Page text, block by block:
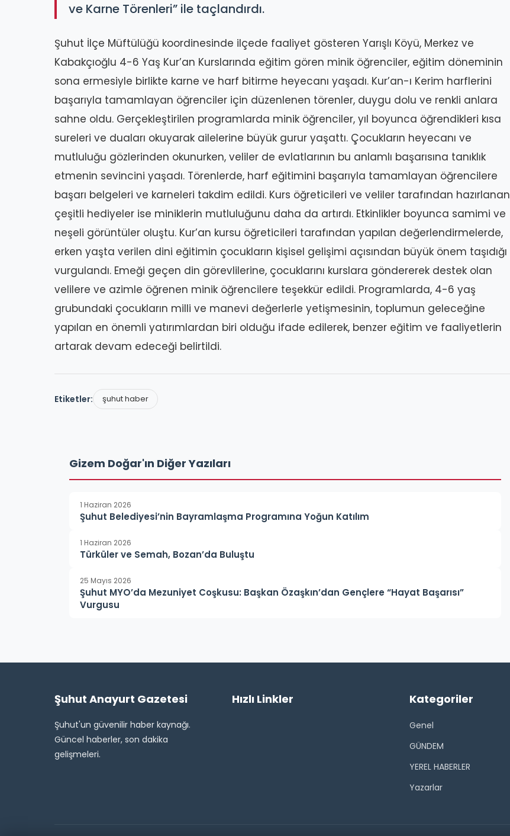
ve Karne Törenleri” ile taçlandırdı.
Şuhut İlçe Müftülüğü koordinesinde ilçede faaliyet gösteren Yarışlı Köyü, Merkez ve
Kabakçıoğlu 4-6 Yaş Kur’an Kurslarında eğitim gören minik öğrenciler, eğitim döneminin
sona ermesiyle birlikte karne ve harf bitirme heyecanı yaşadı. Kur’an-ı Kerim harflerini
başarıyla tamamlayan öğrenciler için düzenlenen törenler, duygu dolu ve renkli anlara
sahne oldu. Gerçekleştirilen programlarda minik öğrenciler, yıl boyunca öğrendikleri kısa
sureleri ve duaları okuyarak ailelerine büyük gurur yaşattı. Çocukların heyecanı ve
mutluluğu gözlerinden okunurken, veliler de evlatlarının bu anlamlı başarısına tanıklık
etmenin sevincini yaşadı. Törenlerde, harf eğitimini başarıyla tamamlayan öğrencilere
başarı belgeleri ve karneleri takdim edildi. Kurs öğreticileri ve veliler tarafından hazırlanan
çeşitli hediyeler ise miniklerin mutluluğunu daha da artırdı. Etkinlikler boyunca samimi ve
neşeli görüntüler oluştu. Kur’an kursu öğreticileri tarafından yapılan değerlendirmelerde,
erken yaşta verilen dini eğitimin çocukların kişisel gelişimi açısından büyük önem taşıdığı
vurgulandı. Emeği geçen din görevlilerine, çocuklarını kurslara göndererek destek olan
velilere ve azimle öğrenen minik öğrencilere teşekkür edildi. Programlarda, 4-6 yaş
grubundaki çocukların milli ve manevi değerlerle yetişmesinin, toplumun geleceğine
yapılan en önemli yatırımlardan biri olduğu ifade edilerek, benzer eğitim ve faaliyetlerin
artarak devam edeceği belirtildi.
Etiketler: şuhut haber
Gizem Doğar'ın Diğer Yazıları
1 Haziran 2026
Şuhut Belediyesi’nin Bayramlaşma Programına Yoğun Katılım
1 Haziran 2026
Türküler ve Semah, Bozan’da Buluştu
25 Mayıs 2026
Şuhut MYO’da Mezuniyet Coşkusu: Başkan Özaşkın’dan Gençlere “Hayat Başarısı”
Vurgusu
Şuhut Anayurt Gazetesi
Şuhut'un güvenilir haber kaynağı.
Güncel haberler, son dakika
gelişmeleri.
Hızlı Linkler Kategoriler
Genel
GÜNDEM
YEREL HABERLER
Yazarlar